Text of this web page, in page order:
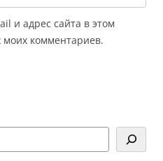
и адрес сайта в этом
комментариев.